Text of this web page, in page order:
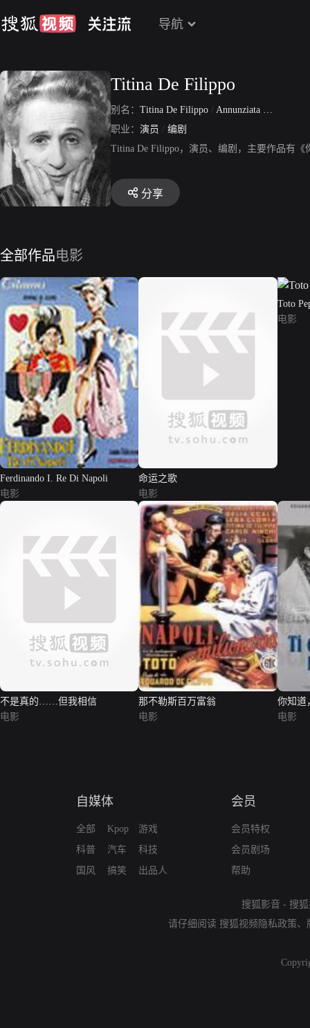
导航
Titina De Filippo
别名： Titina De Filippo / Annunziata Passarelli
职业： 演员 / 编剧
Titina De Filippo，演员、编剧，主要作品有
分享
全部作品电影
Ferdinando I. Re Di Napoli
电影
命运之歌
电影
Toto
电影
不是真的……但我相信
电影
那不勒斯百万富翁
电影
你知道
电影
自媒体
全部
科普
国风
Kpop
汽车
搞笑
游戏
科技
出品人
会员
会员特权
会员剧场
帮助
搜狐影音 - 搜
请仔细阅读 搜狐视频隐私政策、